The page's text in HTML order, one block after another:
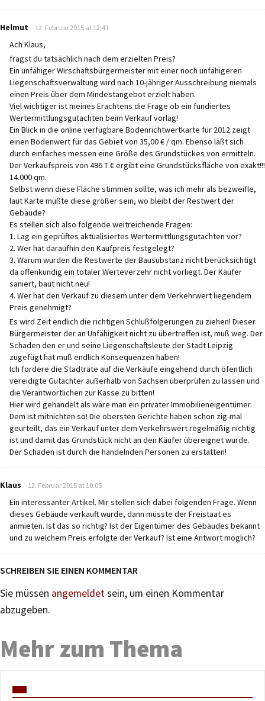
Helmut says:
12. Februar 2015 at 12:41
Ach Klaus,
fragst du tatsächlich nach dem erzielten Preis?
Ein unfähiger Wirschaftsbürgermeister mit einer noch unfähigeren
Liegenschaftsverwaltung wird nach 10-jähriger Ausschreibung niemals
einen Preis über dem Mindestangebot erzielt haben.
Viel wichtiger ist meines Erachtens die Frage ob ein fundiertes
Wertermittlungsgutachten beim Verkauf vorlag!
Ein Blick in die online verfügbare Bodenrichtwertkarte für 2012 zeigt
einen Bodenwert für das Gebiet von 35,00 € / qm. Ebenso läßt sich
durch einfaches messen eine Größe des Grundstückes von ermitteln.
Der Verkaufspreis von 496 T € ergibt eine Grundstücksfläche von exakt!!!
14.000 qm.
Selbst wenn diese Fläche stimmen sollte, was ich mehr als bezweifle,
laut Karte müßte diese größer sein, wo bleibt der Restwert der
Gebäude?
Es stellen sich also folgende weitreichende Fragen:
1. Lag ein geprüftes aktualisiertes Wertermittlungsgutachten vor?
2. Wer hat daraufhin den Kaufpreis festgelegt?
3. Warum wurden die Restwerte der Bausubstanz nicht berücksichtigt
da offenkundig ein totaler Werteverzehr nicht vorliegt. Der Käufer
saniert, baut nicht neu!
4. Wer hat den Verkauf zu diesem unter dem Verkehrwert liegendem
Preis genehmigt?
Es wird Zeit endlich die richtigen Schlußfolgerungen zu ziehen! Dieser
Bürgermeister der an Unfähigkeit nicht zu übertreffen ist, muß weg. Der
Schaden den er und seine Liegenschaftsleute der Stadt Leipzig
zugefügt hat muß endlich Konsequenzen haben!
Ich fordere die Stadträte auf die Verkäufe eingehend durch öfentlich
vereidigte Gutachter außerhalb von Sachsen überprüfen zu lassen und
die Verantwortlichen zur Kasse zu bitten!
Hier wird gehandelt als wäre man ein privater Immobilieneigentümer.
Dem ist mitnichten so! Die obersten Gerichte haben schon zig-mal
geurteilt, das ein Verkauf unter dem Verkehrswert regelmäßig nichtig
ist und damit das Grundstück nicht an den Käufer übereignet wurde.
Der Schaden ist durch die handelnden Personen zu erstatten!
Klaus says:
12. Februar 2015 at 10:05
Ein interessanter Artikel. Mir stellen sich dabei folgenden Frage. Wenn
dieses Gebäude verkauft wurde, dann müsste der Freistaat es
anmieten. Ist das so richtig? Ist der Eigentümer des Gebäudes bekannt
und zu welchem Preis erfolgte der Verkauf? Ist eine Antwort möglich?
SCHREIBEN SIE EINEN KOMMENTAR
Sie müssen angemeldetsein, um einen Kommentar
abzugeben.
Mehr zum Thema